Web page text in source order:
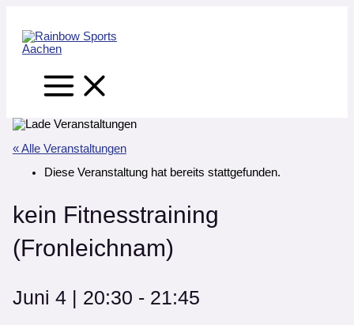
springen
« Alle Veranstaltungen
Diese Veranstaltung hat bereits stattgefunden.
kein Fitnesstraining
(Fronleichnam)
Juni 4 | 20:30 - 21:45